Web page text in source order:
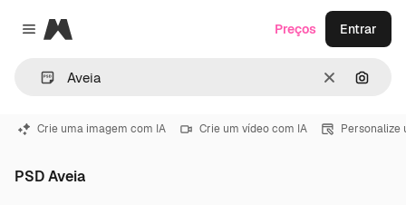
Close menu
Magnific
Limpar
Preços Entrar
Crie uma imagem com IA Crie um vídeo com IA Personalize
PSD Aveia